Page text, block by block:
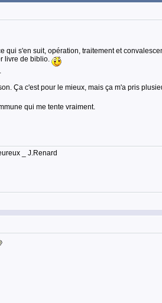
s'en suit, opération, traitement et
livre de biblio.
Ça c'est pour le mieux, mais ça m'a pris
qui me tente vraiment.
_ J.Renard